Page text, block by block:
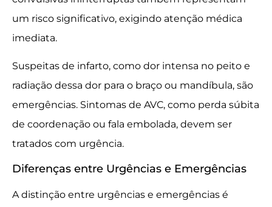
um risco significativo, exigindo atenção médica
imediata.
Suspeitas de infarto, como dor intensa no peito e
radiação dessa dor para o braço ou mandíbula, são
emergências. Sintomas de AVC, como perda súbita
de coordenação ou fala embolada, devem ser
tratados com urgência.
Diferenças entre Urgências e Emergências
A distinção entre urgências e emergências é